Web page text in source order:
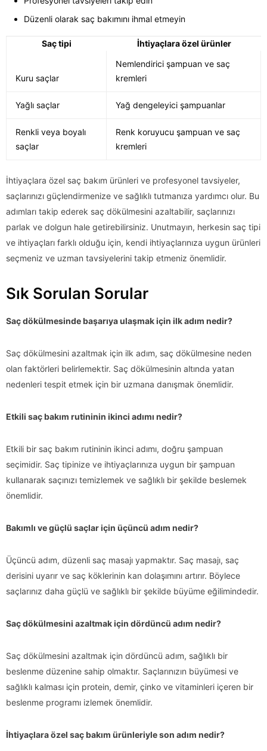
Düzenli olarak saç bakımını ihmal etmeyin
Saç tipi İhtiyaçlara özel ürünler
Kuru saçlar
Nemlendirici şampuan ve saç
kremleri
Yağlı saçlar Yağ dengeleyici şampuanlar
Renkli veya boyalı
saçlar
Renk koruyucu şampuan ve saç
kremleri
İhtiyaçlara özel saç bakım ürünleri ve profesyonel tavsiyeler,
saçlarınızı güçlendirmenize ve sağlıklı tutmanıza yardımcı olur. Bu
adımları takip ederek saç dökülmesini azaltabilir, saçlarınızı
parlak ve dolgun hale getirebilirsiniz. Unutmayın, herkesin saç tipi
ve ihtiyaçları farklı olduğu için, kendi ihtiyaçlarınıza uygun ürünleri
seçmeniz ve uzman tavsiyelerini takip etmeniz önemlidir.
Sık Sorulan Sorular
Saç dökülmesinde başarıya ulaşmak için ilk adım nedir?
Saç dökülmesini azaltmak için ilk adım, saç dökülmesine neden
olan faktörleri belirlemektir. Saç dökülmesinin altında yatan
nedenleri tespit etmek için bir uzmana danışmak önemlidir.
Etkili saç bakım rutininin ikinci adımı nedir?
Etkili bir saç bakım rutininin ikinci adımı, doğru şampuan
seçimidir. Saç tipinize ve ihtiyaçlarınıza uygun bir şampuan
kullanarak saçınızı temizlemek ve sağlıklı bir şekilde beslemek
önemlidir.
Bakımlı ve güçlü saçlar için üçüncü adım nedir?
Üçüncü adım, düzenli saç masajı yapmaktır. Saç masajı, saç
derisini uyarır ve saç köklerinin kan dolaşımını artırır. Böylece
saçlarınız daha güçlü ve sağlıklı bir şekilde büyüme eğilimindedir.
Saç dökülmesini azaltmak için dördüncü adım nedir?
Saç dökülmesini azaltmak için dördüncü adım, sağlıklı bir
beslenme düzenine sahip olmaktır. Saçlarınızın büyümesi ve
sağlıklı kalması için protein, demir, çinko ve vitaminleri içeren bir
beslenme programı izlemek önemlidir.
İhtiyaçlara özel saç bakım ürünleriyle son adım nedir?